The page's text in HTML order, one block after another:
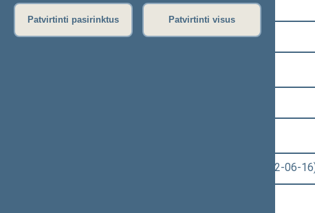
Patvirtinti pasirinktus Patvirtinti visus
Pasirinkite kadenciją:
2020–2024 metų kadencija
Seimo vakarinis posėdis Nr. 183 (2022-06-